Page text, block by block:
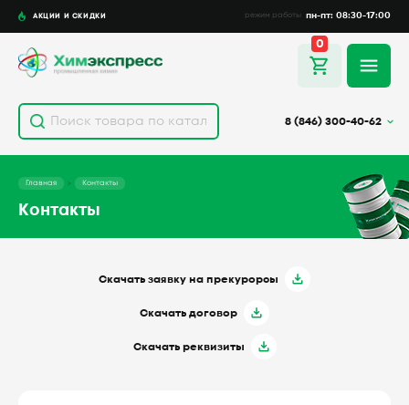
АКЦИИ И СКИДКИ режим работы пн-пт: 08:30-17:00
8 (846) 300-40-62
0
Главная Контакты
Контакты
Скачать заявку на прекурорсы
Скачать договор
Скачать реквизиты